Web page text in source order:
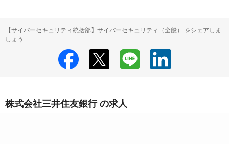
【サイバーセキュリティ統括部】サイバーセキュリティ（全般） をシェアしま
しょう
株式会社三井住友銀行 の求人